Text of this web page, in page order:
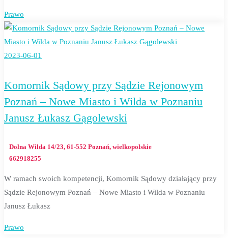
Prawo
2023-06-01
Komornik Sądowy przy Sądzie Rejonowym
Poznań – Nowe Miasto i Wilda w Poznaniu
Janusz Łukasz Gągolewski
Dolna Wilda 14/23, 61-552 Poznań, wielkopolskie
662918255
W ramach swoich kompetencji, Komornik Sądowy działający przy
Sądzie Rejonowym Poznań – Nowe Miasto i Wilda w Poznaniu
Janusz Łukasz
Prawo